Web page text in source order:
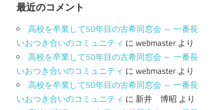
最近のコメント
高校を卒業して50年目の古希同窓会 ～ 一番長
いおつき合いのコミュニティ にwebmaster より
高校を卒業して50年目の古希同窓会 ～ 一番長
いおつき合いのコミュニティ にwebmaster より
高校を卒業して50年目の古希同窓会 ～ 一番長
いおつき合いのコミュニティ に新井 博昭 より